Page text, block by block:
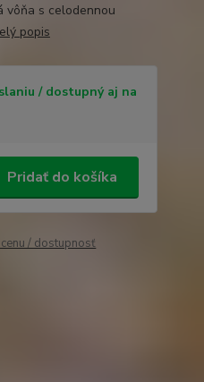
vôňa s celodennou
popis
/ dostupný aj na
Pridať do košíka
/ dostupnosť